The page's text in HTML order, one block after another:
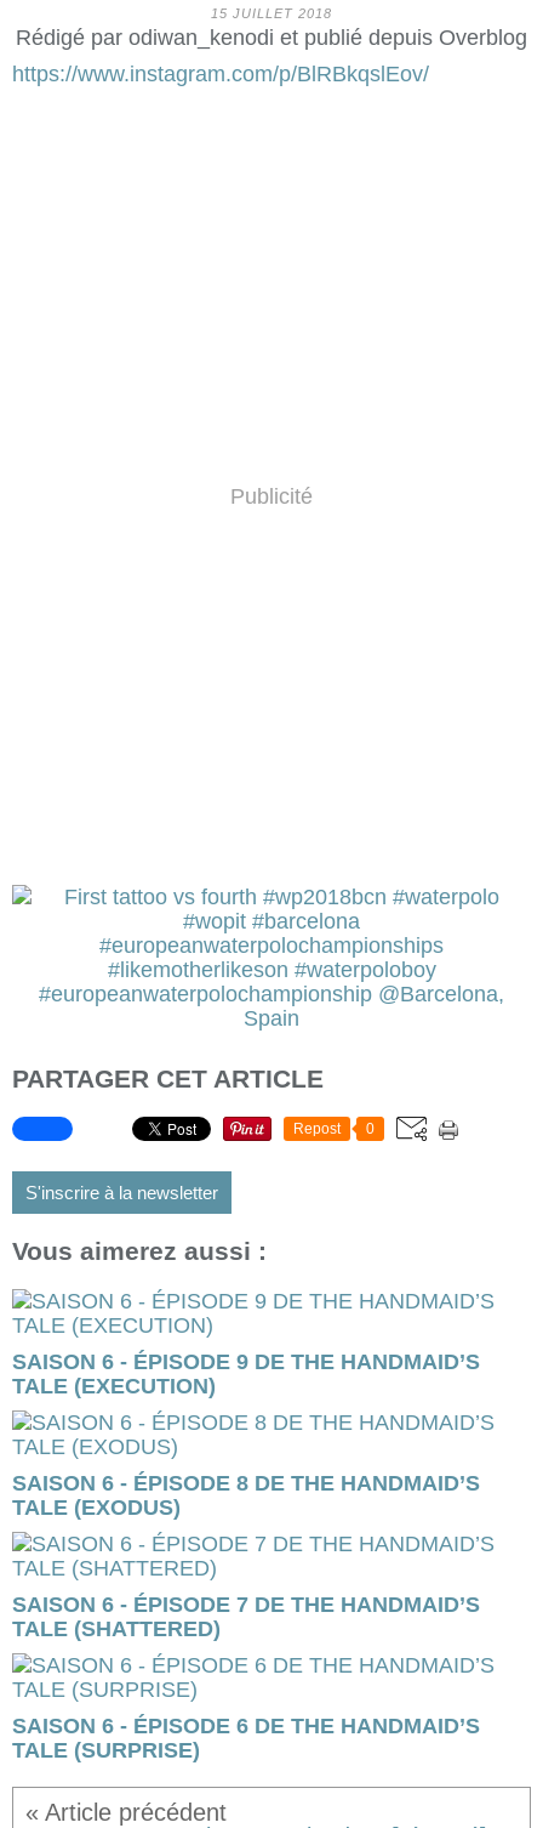
15 JUILLET 2018
Rédigé par odiwan_kenodi et publié depuis Overblog
https://www.instagram.com/p/BlRBkqslEov/
Publicité
PARTAGER CET ARTICLE
Repost 0
S'inscrire à la newsletter
Vous aimerez aussi :
SAISON 6 - ÉPISODE 9 DE THE HANDMAID’S
TALE (EXECUTION)
SAISON 6 - ÉPISODE 8 DE THE HANDMAID’S
TALE (EXODUS)
SAISON 6 - ÉPISODE 7 DE THE HANDMAID’S
TALE (SHATTERED)
SAISON 6 - ÉPISODE 6 DE THE HANDMAID’S
TALE (SURPRISE)